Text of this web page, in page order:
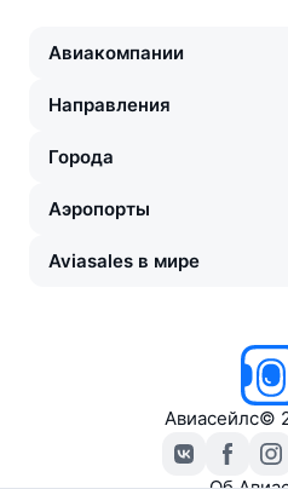
Авиакомпании
Направления
Города
Аэропорты
Aviasales в мире
Авиасейлс©